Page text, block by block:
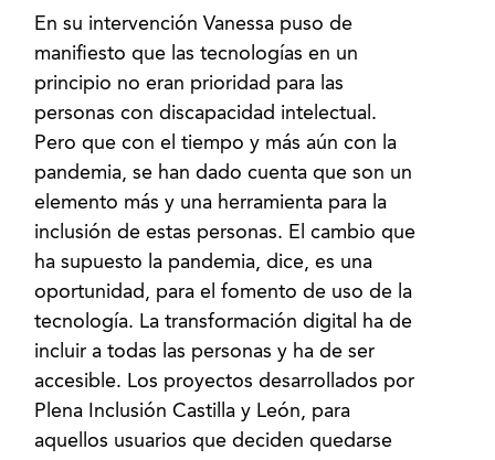
En su intervención Vanessa puso de
manifiesto que las tecnologías en un
principio no eran prioridad para las
personas con discapacidad intelectual.
Pero que con el tiempo y más aún con la
pandemia, se han dado cuenta que son un
elemento más y una herramienta para la
inclusión de estas personas. El cambio que
ha supuesto la pandemia, dice, es una
oportunidad, para el fomento de uso de la
tecnología. La transformación digital ha de
incluir a todas las personas y ha de ser
accesible. Los proyectos desarrollados por
Plena Inclusión Castilla y León, para
aquellos usuarios que deciden quedarse